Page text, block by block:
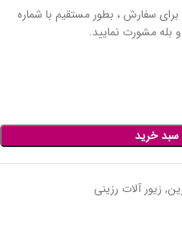
سفارش ، بطور مستقیم با شماره
سبد خرید
, زیور آلات رزینی